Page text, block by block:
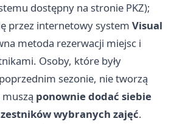
dostępny na stronie PKZ);
przez internetowy system Visual
metoda rezerwacji miejsc i
Osoby, które były
sezonie, nie tworzą
ponownie dodać siebie
wybranych zajęć.